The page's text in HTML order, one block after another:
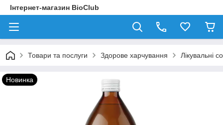
Інтернет-магазин BioClub
Товари та послуги Здорове харчування Лікувальні
Новинка